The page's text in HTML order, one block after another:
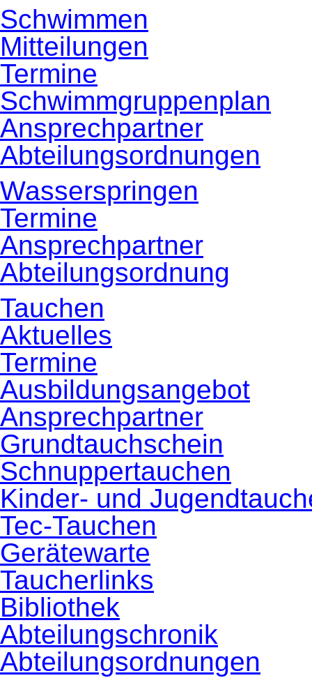
Schwimmen
Mitteilungen
Termine
Schwimmgruppenplan
Ansprechpartner
Abteilungsordnungen
Wasserspringen
Termine
Ansprechpartner
Abteilungsordnung
Tauchen
Aktuelles
Termine
Ausbildungsangebot
Ansprechpartner
Grundtauchschein
Schnuppertauchen
Kinder- und
Tec-Tauchen
Gerätewarte
Taucherlinks
Bibliothek
Abteilungschronik
Abteilungsordnungen